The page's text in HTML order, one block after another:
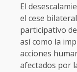
El
el cese
participativo
así como la
acciones
afectados por